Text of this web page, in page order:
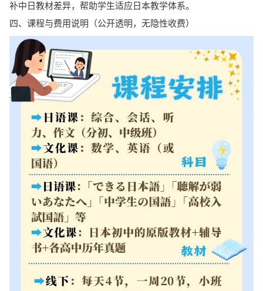
补中日教材差异，帮助学生适应日本教学体系。
四、课程与费用说明（公开透明，无隐性收费）